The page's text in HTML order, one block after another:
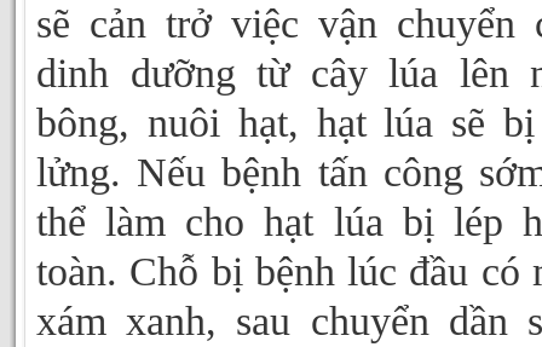
sẽ cản trở việc vận chuyển
dinh dưỡng từ cây lúa lên
bông, nuôi hạt, hạt lúa sẽ
lửng. Nếu bệnh tấn công
thể làm cho hạt lúa bị lép
toàn. Chỗ bị bệnh lúc đầu có
xám xanh, sau chuyển dần